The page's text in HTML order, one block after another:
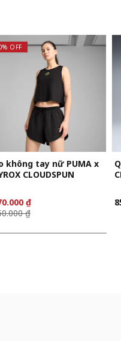
OFF
không tay nữ PUMA x
CLOUDSPUN
₫
₫